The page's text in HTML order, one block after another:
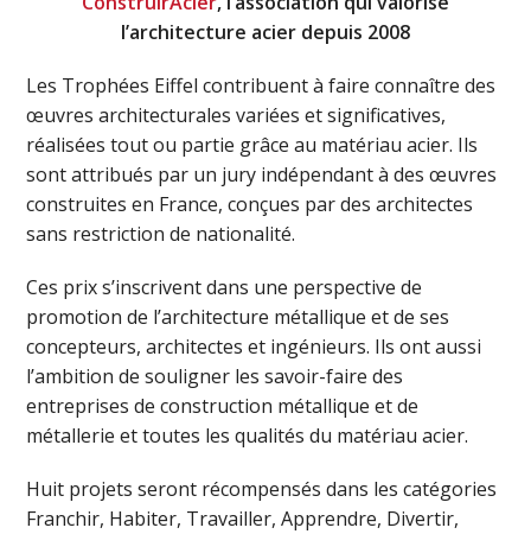
l’architecture acier depuis 2008
Les Trophées Eiffel contribuent à faire connaître des
œuvres architecturales variées et significatives,
réalisées tout ou partie grâce au matériau acier. Ils
sont attribués par un jury indépendant à des œuvres
construites en France, conçues par des architectes
sans restriction de nationalité.
Ces prix s’inscrivent dans une perspective de
promotion de l’architecture métallique et de ses
concepteurs, architectes et ingénieurs. Ils ont aussi
l’ambition de souligner les savoir-faire des
entreprises de construction métallique et de
métallerie et toutes les qualités du matériau acier.
Huit projets seront récompensés dans les catégories
Franchir, Habiter, Travailler, Apprendre, Divertir,